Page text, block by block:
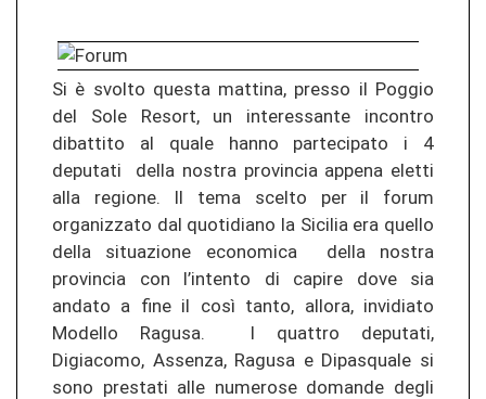
Si è svolto questa mattina, presso il Poggio
del Sole Resort, un interessante incontro
dibattito al quale hanno partecipato i 4
deputati della nostra provincia appena eletti
alla regione. Il tema scelto per il forum
organizzato dal quotidiano la Sicilia era quello
della situazione economica della nostra
provincia con l’intento di capire dove sia
andato a fine il così tanto, allora, invidiato
Modello Ragusa. I quattro deputati,
Digiacomo, Assenza, Ragusa e Dipasquale si
sono prestati alle numerose domande degli